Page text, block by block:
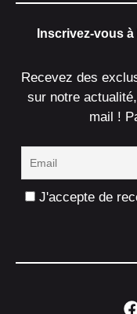
Inscrivez-vous
Recevez des
sur notre
mail !
J'accepte de